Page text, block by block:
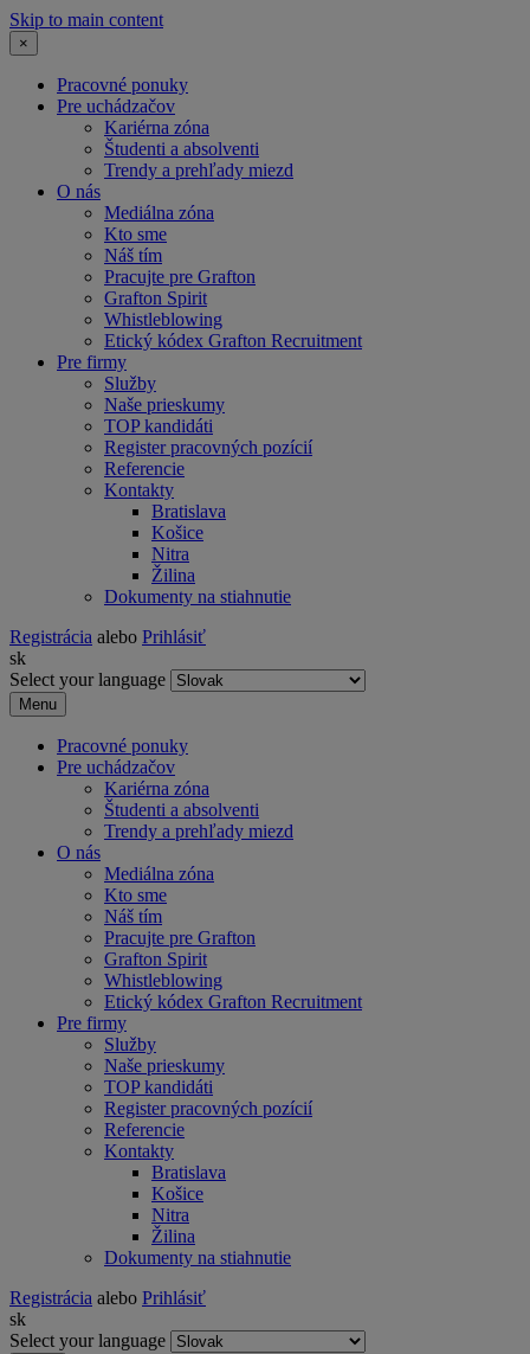
Skip to main content
×
Pracovné ponuky
Pre uchádzačov
Kariérna zóna
Študenti a absolventi
Trendy a prehľady miezd
O nás
Mediálna zóna
Kto sme
Náš tím
Pracujte pre Grafton
Grafton Spirit
Whistleblowing
Etický kódex Grafton Recruitment
Pre firmy
Služby
Naše prieskumy
TOP kandidáti
Register pracovných pozícií
Referencie
Kontakty
Bratislava
Košice
Nitra
Žilina
Dokumenty na stiahnutie
Registrácia alebo Prihlásiť
sk
Select your language
Menu
Pracovné ponuky
Pre uchádzačov
Kariérna zóna
Študenti a absolventi
Trendy a prehľady miezd
O nás
Mediálna zóna
Kto sme
Náš tím
Pracujte pre Grafton
Grafton Spirit
Whistleblowing
Etický kódex Grafton Recruitment
Pre firmy
Služby
Naše prieskumy
TOP kandidáti
Register pracovných pozícií
Referencie
Kontakty
Bratislava
Košice
Nitra
Žilina
Dokumenty na stiahnutie
Registrácia alebo Prihlásiť
sk
Select your language